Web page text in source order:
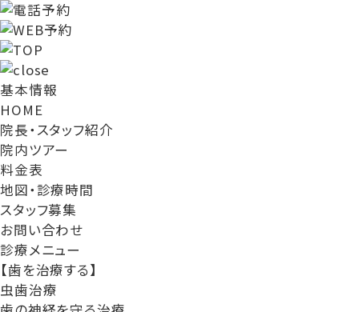
基本情報
HOME
院長・スタッフ紹介
院内ツアー
料金表
地図・診療時間
スタッフ募集
お問い合わせ
診療メニュー
【歯を治療する】
虫歯治療